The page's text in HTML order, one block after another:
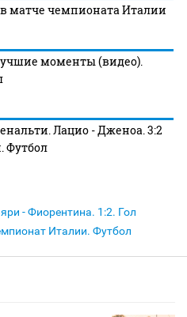
матче чемпионата Италии
моменты (видео).
Лацио - Дженоа. 3:2
Футбол
- Фиорентина. 1:2. Гол
Италии. Футбол